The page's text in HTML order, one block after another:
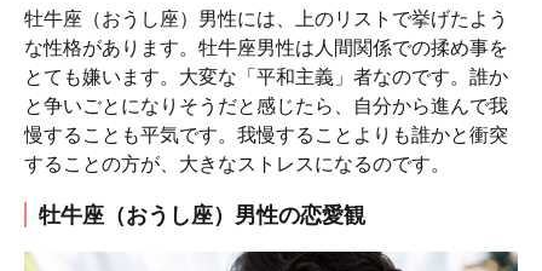
牡牛座（おうし座）男性には、上のリストで挙げたよう
な性格があります。牡牛座男性は人間関係での揉め事を
とても嫌います。大変な「平和主義」者なのです。誰か
と争いごとになりそうだと感じたら、自分から進んで我
慢することも平気です。我慢することよりも誰かと衝突
することの方が、大きなストレスになるのです。
牡牛座（おうし座）男性の恋愛観